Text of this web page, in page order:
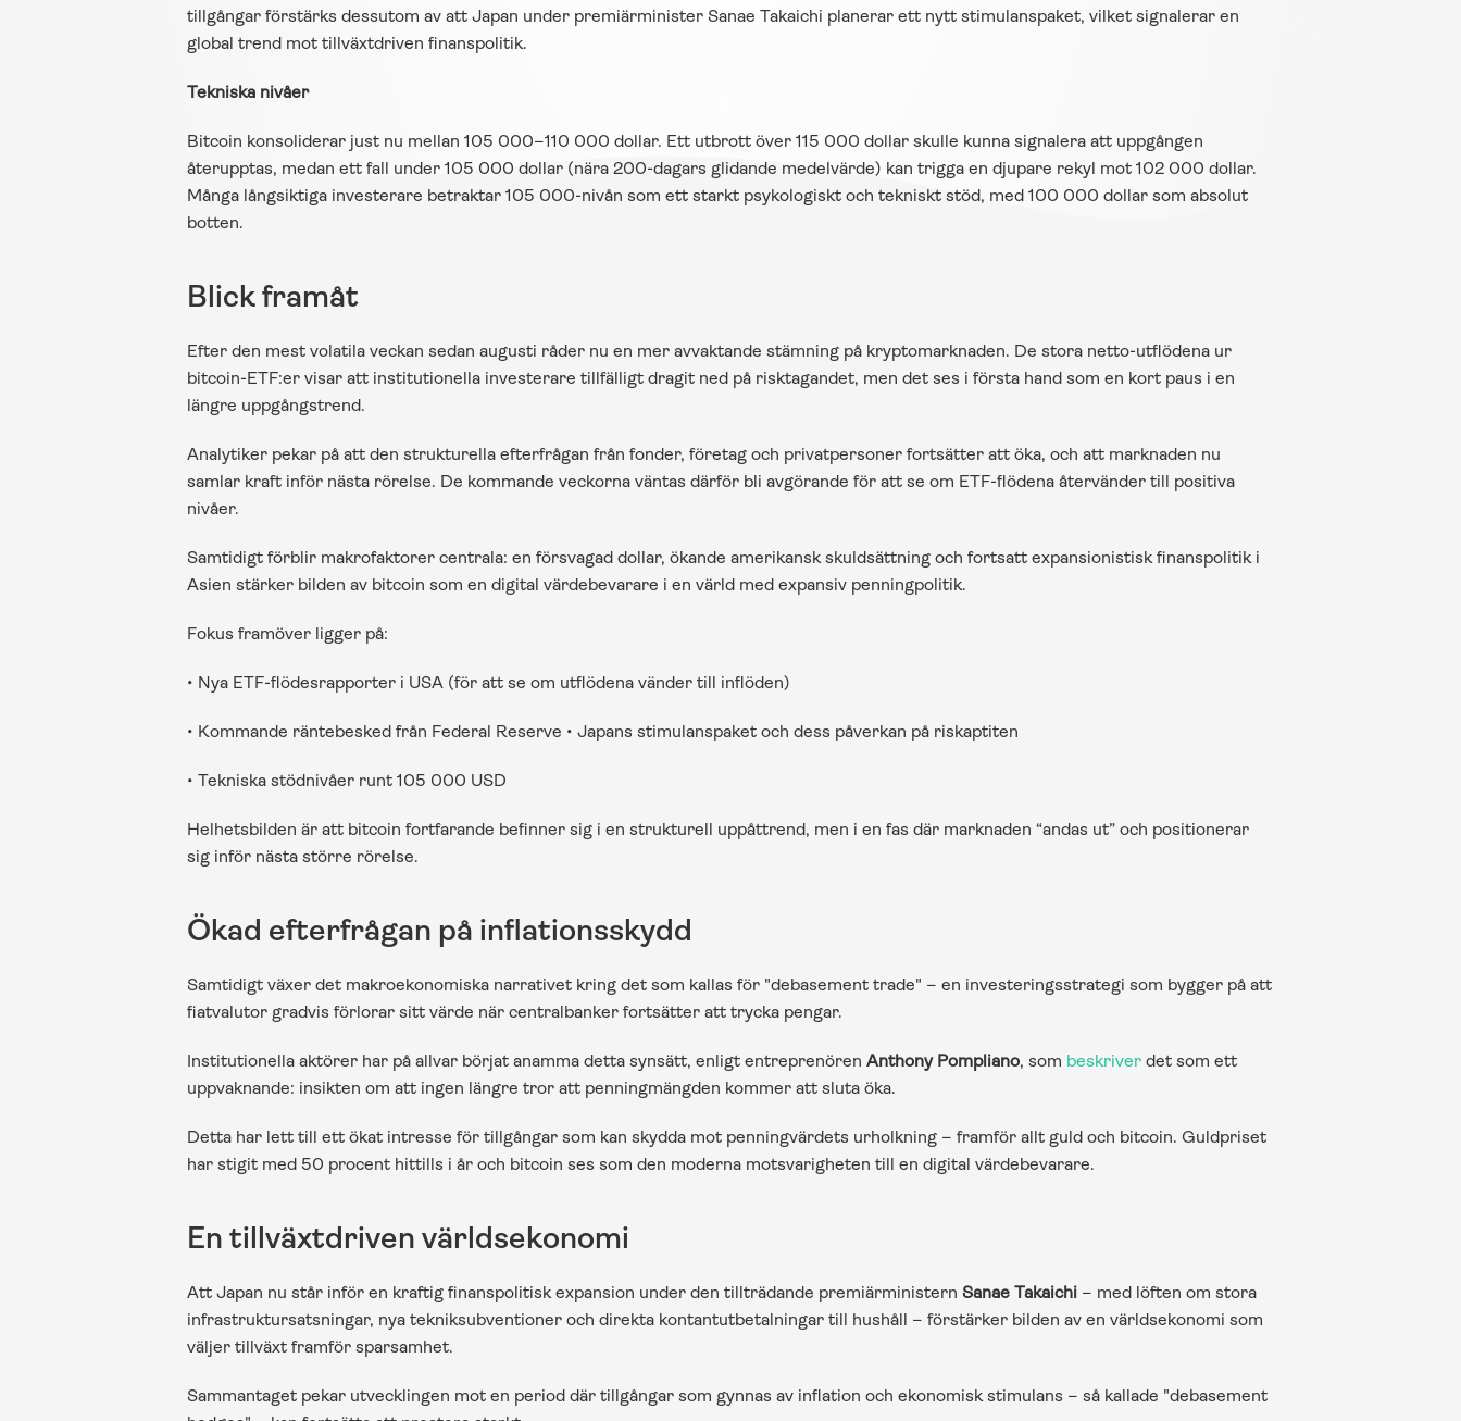
tillgångar förstärks dessutom av att Japan under premiärminister Sanae Takaichi planerar ett nytt stimulanspaket, vilket signalerar en
global trend mot tillväxtdriven finanspolitik.
Tekniska nivåer
Bitcoin konsoliderar just nu mellan 105 000–110 000 dollar. Ett utbrott över 115 000 dollar skulle kunna signalera att uppgången
återupptas, medan ett fall under 105 000 dollar (nära 200-dagars glidande medelvärde) kan trigga en djupare rekyl mot 102 000 dollar.
Många långsiktiga investerare betraktar 105 000-nivån som ett starkt psykologiskt och tekniskt stöd, med 100 000 dollar som absolut
botten.
Blick framåt
Efter den mest volatila veckan sedan augusti råder nu en mer avvaktande stämning på kryptomarknaden. De stora netto-utflödena ur
bitcoin-ETF:er visar att institutionella investerare tillfälligt dragit ned på risktagandet, men det ses i första hand som en kort paus i en
längre uppgångstrend.
Analytiker pekar på att den strukturella efterfrågan från fonder, företag och privatpersoner fortsätter att öka, och att marknaden nu
samlar kraft inför nästa rörelse. De kommande veckorna väntas därför bli avgörande för att se om ETF-flödena återvänder till positiva
nivåer.
Samtidigt förblir makrofaktorer centrala: en försvagad dollar, ökande amerikansk skuldsättning och fortsatt expansionistisk finanspolitik i
Asien stärker bilden av bitcoin som en digital värdebevarare i en värld med expansiv penningpolitik.
Fokus framöver ligger på:
• Nya ETF-flödesrapporter i USA (för att se om utflödena vänder till inflöden)
• Kommande räntebesked från Federal Reserve • Japans stimulanspaket och dess påverkan på riskaptiten
• Tekniska stödnivåer runt 105 000 USD
Helhetsbilden är att bitcoin fortfarande befinner sig i en strukturell uppåttrend, men i en fas där marknaden “andas ut” och positionerar
sig inför nästa större rörelse.
Ökad efterfrågan på inflationsskydd
Samtidigt växer det makroekonomiska narrativet kring det som kallas för "debasement trade" – en investeringsstrategi som bygger på att
fiatvalutor gradvis förlorar sitt värde när centralbanker fortsätter att trycka pengar.
Institutionella aktörer har på allvar börjat anamma detta synsätt, enligt entreprenören Anthony Pompliano, som beskriver det som ett
uppvaknande: insikten om att ingen längre tror att penningmängden kommer att sluta öka.
Detta har lett till ett ökat intresse för tillgångar som kan skydda mot penningvärdets urholkning – framför allt guld och bitcoin. Guldpriset
har stigit med 50 procent hittills i år och bitcoin ses som den moderna motsvarigheten till en digital värdebevarare.
En tillväxtdriven världsekonomi
Att Japan nu står inför en kraftig finanspolitisk expansion under den tillträdande premiärministern Sanae Takaichi – med löften om stora
infrastruktursatsningar, nya tekniksubventioner och direkta kontantutbetalningar till hushåll – förstärker bilden av en världsekonomi som
väljer tillväxt framför sparsamhet.
Sammantaget pekar utvecklingen mot en period där tillgångar som gynnas av inflation och ekonomisk stimulans – så kallade "debasement